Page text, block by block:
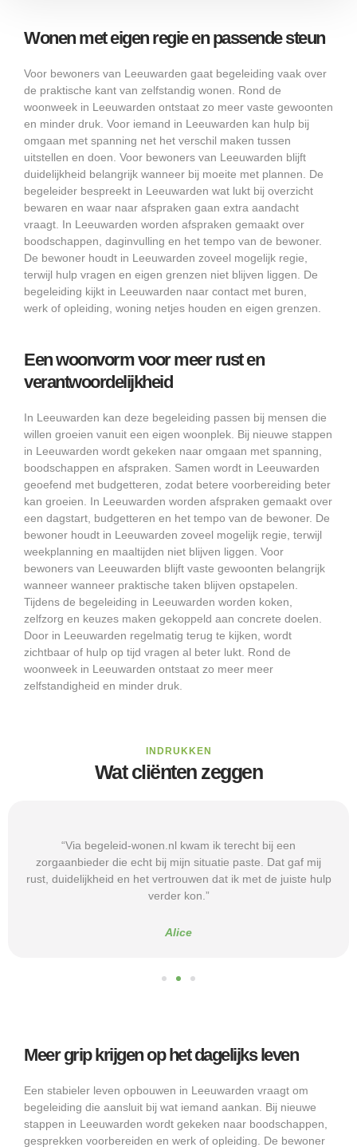
Wonen met eigen regie en passende steun
Voor bewoners van Leeuwarden gaat begeleiding vaak over
de praktische kant van zelfstandig wonen. Rond de
woonweek in Leeuwarden ontstaat zo meer vaste gewoonten
en minder druk. Voor iemand in Leeuwarden kan hulp bij
omgaan met spanning net het verschil maken tussen
uitstellen en doen. Voor bewoners van Leeuwarden blijft
duidelijkheid belangrijk wanneer bij moeite met plannen. De
begeleider bespreekt in Leeuwarden wat lukt bij overzicht
bewaren en waar naar afspraken gaan extra aandacht
vraagt. In Leeuwarden worden afspraken gemaakt over
boodschappen, daginvulling en het tempo van de bewoner.
De bewoner houdt in Leeuwarden zoveel mogelijk regie,
terwijl hulp vragen en eigen grenzen niet blijven liggen. De
begeleiding kijkt in Leeuwarden naar contact met buren,
werk of opleiding, woning netjes houden en eigen grenzen.
Een woonvorm voor meer rust en
verantwoordelijkheid
In Leeuwarden kan deze begeleiding passen bij mensen die
willen groeien vanuit een eigen woonplek. Bij nieuwe stappen
in Leeuwarden wordt gekeken naar omgaan met spanning,
boodschappen en afspraken. Samen wordt in Leeuwarden
geoefend met budgetteren, zodat betere voorbereiding beter
kan groeien. In Leeuwarden worden afspraken gemaakt over
een dagstart, budgetteren en het tempo van de bewoner. De
bewoner houdt in Leeuwarden zoveel mogelijk regie, terwijl
weekplanning en maaltijden niet blijven liggen. Voor
bewoners van Leeuwarden blijft vaste gewoonten belangrijk
wanneer wanneer praktische taken blijven opstapelen.
Tijdens de begeleiding in Leeuwarden worden koken,
zelfzorg en keuzes maken gekoppeld aan concrete doelen.
Door in Leeuwarden regelmatig terug te kijken, wordt
zichtbaar of hulp op tijd vragen al beter lukt. Rond de
woonweek in Leeuwarden ontstaat zo meer meer
zelfstandigheid en minder druk.
INDRUKKEN
Wat cliënten zeggen
“Via begeleid-wonen.nl kwam ik terecht bij een
zorgaanbieder die echt bij mijn situatie paste. Dat gaf mij
rust, duidelijkheid en het vertrouwen dat ik met de juiste hulp
verder kon.”
Alice
Meer grip krijgen op het dagelijks leven
Een stabieler leven opbouwen in Leeuwarden vraagt om
begeleiding die aansluit bij wat iemand aankan. Bij nieuwe
stappen in Leeuwarden wordt gekeken naar boodschappen,
gesprekken voorbereiden en werk of opleiding. De bewoner